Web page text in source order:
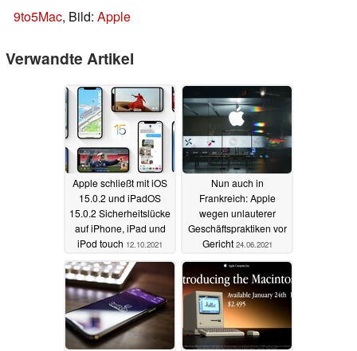
9to5Mac, Bild: Apple
Verwandte Artikel
Apple schließt mit iOS
15.0.2 und iPadOS
15.0.2 Sicherheitslücke
auf iPhone, iPad und
iPod touch 12.10.2021
Nun auch in
Frankreich: Apple
wegen unlauterer
Geschäftspraktiken vor
Gericht 24.06.2021